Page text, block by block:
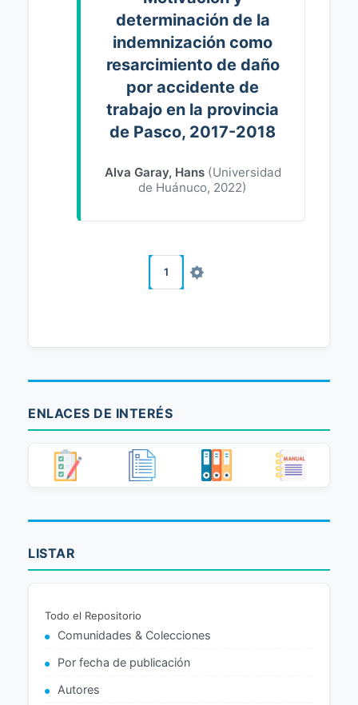
determinación de la
indemnización como
resarcimiento de daño
por accidente de
trabajo en la provincia
de Pasco, 2017-2018
Alva Garay, Hans (Universidad
de Huánuco, 2022)
1
ENLACES DE INTERÉS
LISTAR
Todo el Repositorio
Comunidades & Colecciones
Por fecha de publicación
Autores